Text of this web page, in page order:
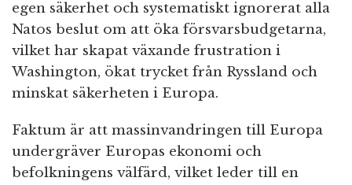
egen säkerhet och systematiskt ignorerat alla
Natos beslut om att öka försvarsbudgetarna,
vilket har skapat växande frustration i
Washington, ökat trycket från Ryssland och
minskat säkerheten i Europa.
Faktum är att massinvandringen till Europa
undergräver Europas ekonomi och
befolkningens välfärd, vilket leder till en